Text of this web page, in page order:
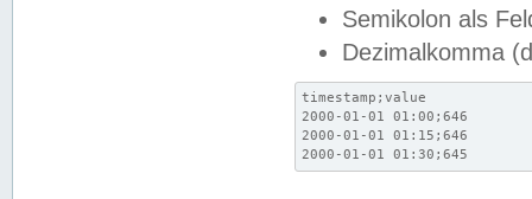
Semikolon als
Dezimalkomma
timestamp;value
2000-01-01 01:00;646
2000-01-01 01:15;646
2000-01-01 01:30;645